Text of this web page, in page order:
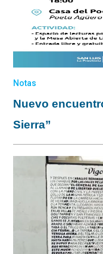
Notas
Nuevo
Sierra”